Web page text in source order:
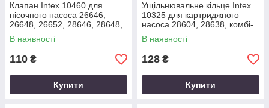
Клапан Intex 10460 для
пісочного насоса 26646,
26648, 26652, 28646, 28648,
28652, комбі-пісочного
28676, 28678
В наявності
110 ₴
Купити
Ущільнювальне кільце Intex
10325 для картриджного
насоса 28604, 28638, комбі-
картриджного 28674
В наявності
128 ₴
Купити